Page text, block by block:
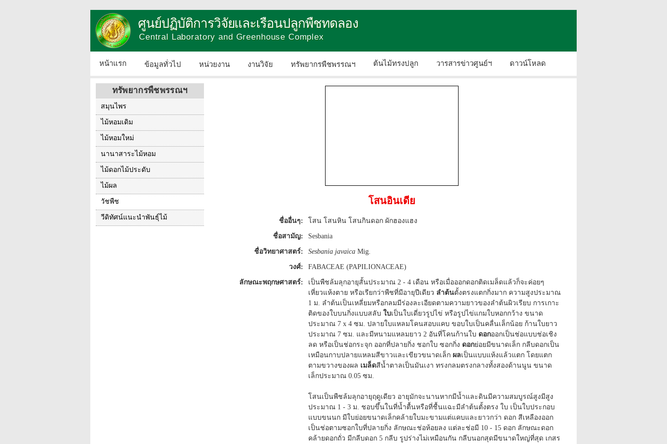
ศูนย์ปฏิบัติการวิจัยและเรือนปลูกพืชทดลอง
Central Laboratory and Greenhouse Complex
หน้าแรก ข้อมูลทั่วไป หน่วยงาน งานวิจัย ทรัพยากรพืชพรรณฯ ต้นไม้ทรงปลูก วารสารข่าวศูนย์ฯ ดาวน์โหลด
ติดต่อเรา
ทรัพยากรพืชพรรณฯ
สมุนไพร
ไม้หอมเดิม
ไม้หอมใหม่
นานาสาระไม้หอม
ไม้ดอกไม้ประดับ
ไม้ผล
วัชพืช
วีดิทัศน์แนะนำพันธุ์ไม้
โสนอินเดีย
ชื่ออื่นๆ: โสน โสนหิน โสนกินดอก ผักฮองแฮง
ชื่อสามัญ: Sesbania
ชื่อวิทยาศาสตร์: Sesbania javaica Mig.
วงศ์: FABACEAE (PAPILIONACEAE)
ลักษณะพฤกษศาสตร์:
เป็นพืชล้มลุกอายุสั้นประมาณ 2 - 4 เดือน หรือเมื่อออกดอกติดเมล็ดแล้วก็จะค่อยๆ
เหี่ยวแห้งตาย หรือเรียกว่าพืชที่มีอายุปีเดียว ลำต้นตั้งตรงแตกกิ่งมาก ความสูงประมาณ
1 ม. ลำต้นเป็นเหลี่ยมหรือกลมมีร่องละเอียดตามความยาวของลำต้นผิวเรียบ การเกาะ
ติดของใบบนกิ่งแบบสลับ ใบเป็นใบเดี่ยวรูปไข่ หรือรูปไข่แกมใบหอกกว้าง ขนาด
ประมาณ 7 x 4 ซม. ปลายใบแหลมโคนสอบแคบ ขอบใบเป็นคลื่นเล็กน้อย ก้านใบยาว
ประมาณ 7 ซม. และมีหนามแหลมยาว 2 อันที่โคนก้านใบ ดอกออกเป็นช่อแบบช่อเชิง
ลด หรือเป็นช่อกระจุก ออกที่ปลายกิ่ง ชอกใบ ซอกกิ่ง ดอกย่อยมีขนาดเล็ก กลีบดอกเป็น
เหมือนกาบปลายแหลมสีขาวและเขียวขนาดเล็ก ผลเป็นแบบแห้งแล้วแตก โดยแตก
ตามขวางของผล เมล็ดสีน้ำตาลเป็นมันเงา ทรงกลมตรงกลางทั้งสองด้านนูน ขนาด
เล็กประมาณ 0.05 ซม.
โสนเป็นพืชล้มลุกอายุฤดูเดียว อายุมักจะนานหากมีน้ำและดินมีความสมบูรณ์สูงมีสูง
ประมาณ 1 - 3 ม. ชอบขึ้นในที่น้ำตื้นหรือที่ชื้นแฉะมีลำต้นตั้งตรง ใบ เป็นใบประกอบ
แบบขนนก มีใบย่อยขนาดเล็กคล้ายใบมะขามแต่แคบและยาวกว่า ดอก สีเหลืองออก
เป็นช่อตามซอกใบที่ปลายกิ่ง ลักษณะช่อห้อยลง แต่ละช่อมี 10 - 15 ดอก ลักษณะดอก
คล้ายดอกถั่ว มีกลีบดอก 5 กลีบ รูปร่างไม่เหมือนกัน กลีบนอกสุดมีขนาดใหญ่ที่สุด เกสร